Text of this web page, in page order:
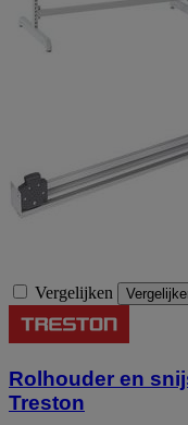
Vergelijken
Rolhouder en
Treston